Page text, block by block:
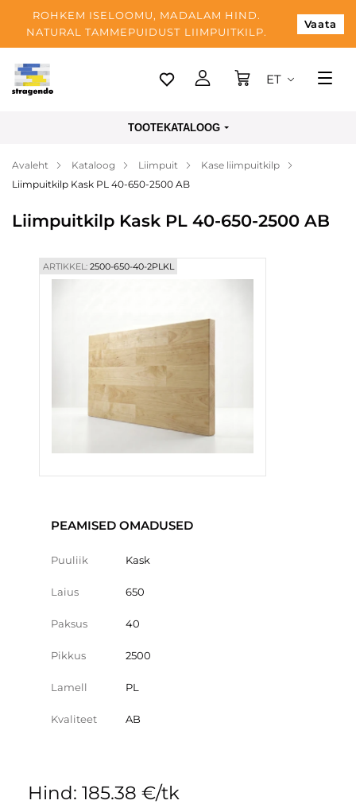
ROHKEM ISELOOMU, MADALAM HIND.
NATURAL TAMMEPUIDUST LIIMPUITKILP.
Vaata
Tallinn
Makse
Blogi
Kontaktid
ET
TOOTEKATALOOG
Avaleht Kataloog Liimpuit
Kase liimpuitkilp
Liimpuitkilp Kask PL 40-650-2500 AB
Liimpuitkilp Kask PL 40-650-2500 AB
ARTIKKEL:2500-650-40-2PLKL
PEAMISED OMADUSED
Puuliik Kask
Laius 650
Paksus 40
Pikkus 2500
Lamell PL
Kvaliteet AB
Hind: 185.38 €/tk